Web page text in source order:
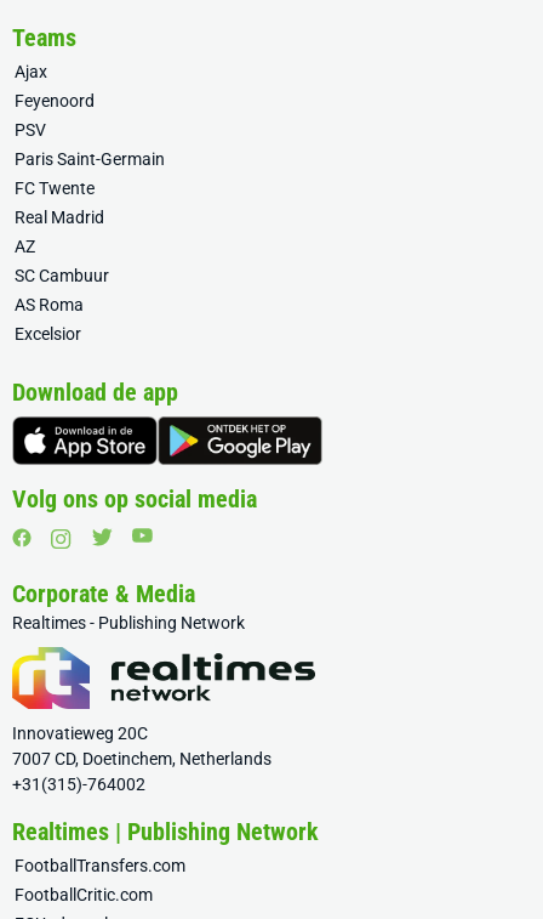
Teams
Ajax
Feyenoord
PSV
Paris Saint-Germain
FC Twente
Real Madrid
AZ
SC Cambuur
AS Roma
Excelsior
Download de app
Volg ons op social media
Corporate & Media
Realtimes - Publishing Network
Innovatieweg 20C
7007 CD, Doetinchem, Netherlands
+31(315)-764002
Realtimes | Publishing Network
FootballTransfers.com
FootballCritic.com